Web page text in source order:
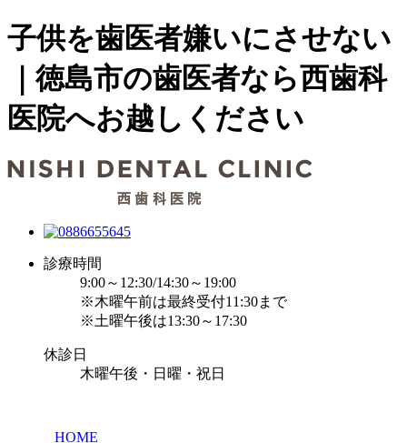
子供を歯医者嫌いにさせない
｜徳島市の歯医者なら西歯科
医院へお越しください
診療時間
9:00～12:30/14:30～19:00
※木曜午前は最終受付11:30まで
※土曜午後は13:30～17:30
休診日
木曜午後・日曜・祝日
HOME